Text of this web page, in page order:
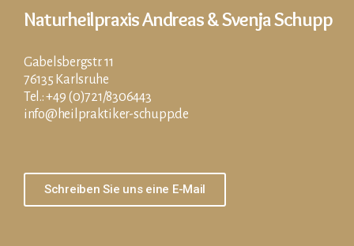
Naturheilpraxis Andreas & Svenja Schupp
Gabelsbergstr. 11
76135 Karlsruhe
Tel.: +49 (0)721/8306443
info@heilpraktiker-schupp.de
Schreiben Sie uns eine E-Mail